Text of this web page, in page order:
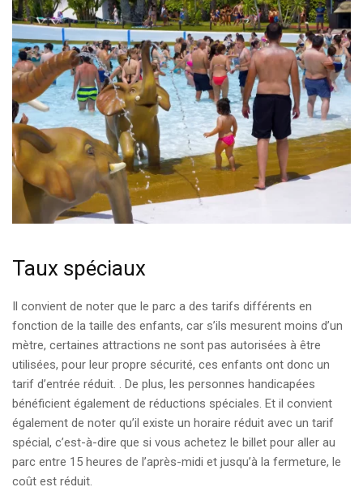
Taux spéciaux
Il convient de noter que le parc a des tarifs différents en
fonction de la taille des enfants, car s’ils mesurent moins d’un
mètre, certaines attractions ne sont pas autorisées à être
utilisées, pour leur propre sécurité, ces enfants ont donc un
tarif d’entrée réduit. . De plus, les personnes handicapées
bénéficient également de réductions spéciales. Et il convient
également de noter qu’il existe un horaire réduit avec un tarif
spécial, c’est-à-dire que si vous achetez le billet pour aller au
parc entre 15 heures de l’après-midi et jusqu’à la fermeture, le
coût est réduit.